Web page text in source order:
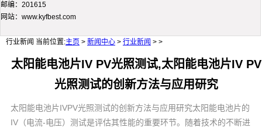
邮编：201615
网站：www.kyfbest.com
行业新闻 当前位置:主页 > 新闻中心 > 行业新闻 > >
太阳能电池片IV PV光照测试,太阳能电池片IV PV
光照测试的创新方法与应用研究
太阳能电池片IVPV光照测试的创新方法与应用研究太阳能电池片的
IV（电流-电压）测试是评估其性能的重要环节。随着技术的不断进